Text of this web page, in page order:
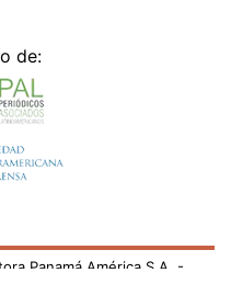
de:
Panamá América S.A. -